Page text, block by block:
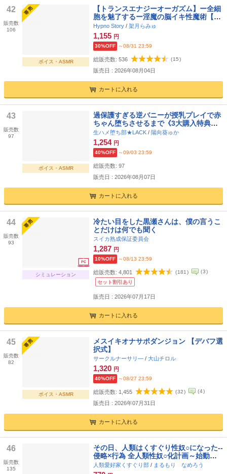
42
販売数
106
ボイス・ASMR
【トランスエナジーオーガズム】ー全細
胞を魅了するー淫魔の脳イキ性魔術【催
眠】
Hypno Story / 架月らみゅ
1,155 円
30%OFF ～08/31 23:59
総販売数: 536 (15)
販売日 : 2026年08月04日
カートに入れる
43
販売数
97
ボイス・ASMR
過保護すぎる逆バニーが授乳プレイで赤
ちゃん堕ちさせるまで《3大購入特典付
き》
生ハメ堕ち部★LACK / 陽向葵ゅか
1,254 円
40%OFF ～09/03 23:59
総販売数: 97
販売日 : 2026年08月07日
カートに入れる
44
販売数
93
シミュレーション
冷たい目をした黒瀬さんは、僕の言うこ
とだけは何でも聞く
スイカ熟成保証委員会
1,287 円
10%OFF ～08/13 23:59
総販売数: 4,801 (181 ) (3)
セット割引あり
販売日 : 2026年07月17日
カートに入れる
45
販売数
82
ボイス・ASMR
メスイキオナサポダンジョン 【デバフ選
択式】
サークルナーサリ― / 大山チロル
1,320 円
40%OFF ～08/27 23:59
総販売数: 1,455 (32) (4)
販売日 : 2026年07月31日
カートに入れる
46
販売数
135
その日、人類はくすぐり性奴○になった--
侵略×行為 全人類性奴○化計画～始動編
～
人類愛好家くすぐり部 / まるもり なめろう